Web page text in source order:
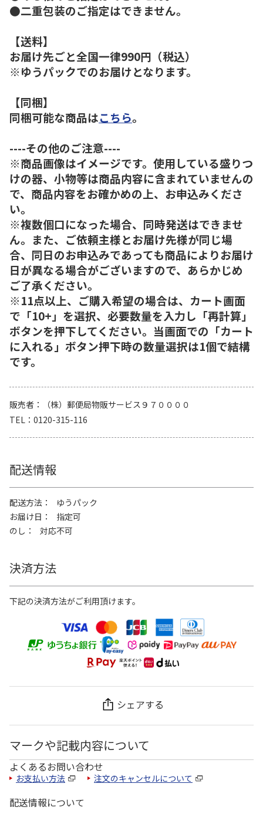
●二重包装のご指定はできません。
【送料】
お届け先ごと全国一律990円（税込）
※ゆうパックでのお届けとなります。
【同梱】
同梱可能な商品はこちら。
----その他のご注意----
※商品画像はイメージです。使用している盛りつ
けの器、小物等は商品内容に含まれていませんの
で、商品内容をお確かめの上、お申込みくださ
い。
※複数個口になった場合、同時発送はできませ
ん。また、ご依頼主様とお届け先様が同じ場
合、同日のお申込みであっても商品によりお届け
日が異なる場合がございますので、あらかじめ
ご了承ください。
※11点以上、ご購入希望の場合は、カート画面
で「10+」を選択、必要数量を入力し「再計算」
ボタンを押下してください。当画面での「カート
に入れる」ボタン押下時の数量選択は1個で結構
です。
販売者
（株）郵便局物販サービス９７００００
TEL
0120-315-116
配送情報
配送方法
ゆうパック
お届け日
指定可
のし
対応不可
決済方法
下記の決済方法がご利用頂けます。
シェアする
マークや記載内容について
よくあるお問い合わせ
お支払い方法 注文のキャンセルについて
配送情報について